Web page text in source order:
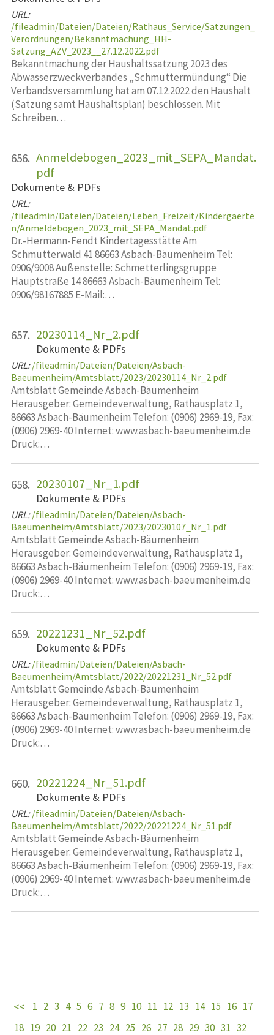
URL:
/fileadmin/Dateien/Dateien/Rathaus_Service/Satzungen_
Verordnungen/Bekanntmachung_HH-
Satzung_AZV_2023__27.12.2022.pdf
Bekanntmachung der Haushaltssatzung 2023 des
Abwasserzweckverbandes „Schmuttermündung“ Die
Verbandsversammlung hat am 07.12.2022 den Haushalt
(Satzung samt Haushaltsplan) beschlossen. Mit
Schreiben…
656. Anmeldebogen_2023_mit_SEPA_Mandat.
pdf
Dokumente & PDFs
URL:
/fileadmin/Dateien/Dateien/Leben_Freizeit/Kindergaerte
n/Anmeldebogen_2023_mit_SEPA_Mandat.pdf
Dr.-Hermann-Fendt Kindertagesstätte Am
Schmutterwald 41 86663 Asbach-Bäumenheim Tel:
0906/9008 Außenstelle: Schmetterlingsgruppe
Hauptstraße 14 86663 Asbach-Bäumenheim Tel:
0906/98167885 E-Mail:…
657. 20230114_Nr_2.pdf
Dokumente & PDFs
URL: /fileadmin/Dateien/Dateien/Asbach-
Baeumenheim/Amtsblatt/2023/20230114_Nr_2.pdf
Amtsblatt Gemeinde Asbach-Bäumenheim
Herausgeber: Gemeindeverwaltung, Rathausplatz 1,
86663 Asbach-Bäumenheim Telefon: (0906) 2969-19, Fax:
(0906) 2969-40 Internet: www.asbach-baeumenheim.de
Druck:…
658. 20230107_Nr_1.pdf
Dokumente & PDFs
URL: /fileadmin/Dateien/Dateien/Asbach-
Baeumenheim/Amtsblatt/2023/20230107_Nr_1.pdf
Amtsblatt Gemeinde Asbach-Bäumenheim
Herausgeber: Gemeindeverwaltung, Rathausplatz 1,
86663 Asbach-Bäumenheim Telefon: (0906) 2969-19, Fax:
(0906) 2969-40 Internet: www.asbach-baeumenheim.de
Druck:…
659. 20221231_Nr_52.pdf
Dokumente & PDFs
URL: /fileadmin/Dateien/Dateien/Asbach-
Baeumenheim/Amtsblatt/2022/20221231_Nr_52.pdf
Amtsblatt Gemeinde Asbach-Bäumenheim
Herausgeber: Gemeindeverwaltung, Rathausplatz 1,
86663 Asbach-Bäumenheim Telefon: (0906) 2969-19, Fax:
(0906) 2969-40 Internet: www.asbach-baeumenheim.de
Druck:…
660. 20221224_Nr_51.pdf
Dokumente & PDFs
URL: /fileadmin/Dateien/Dateien/Asbach-
Baeumenheim/Amtsblatt/2022/20221224_Nr_51.pdf
Amtsblatt Gemeinde Asbach-Bäumenheim
Herausgeber: Gemeindeverwaltung, Rathausplatz 1,
86663 Asbach-Bäumenheim Telefon: (0906) 2969-19, Fax:
(0906) 2969-40 Internet: www.asbach-baeumenheim.de
Druck:…
1 2 3 4 5 6 7 8 9 10 11 12 13 14 15 16 17
18 19 20 21 22 23 24 25 26 27 28 29 30 31 32